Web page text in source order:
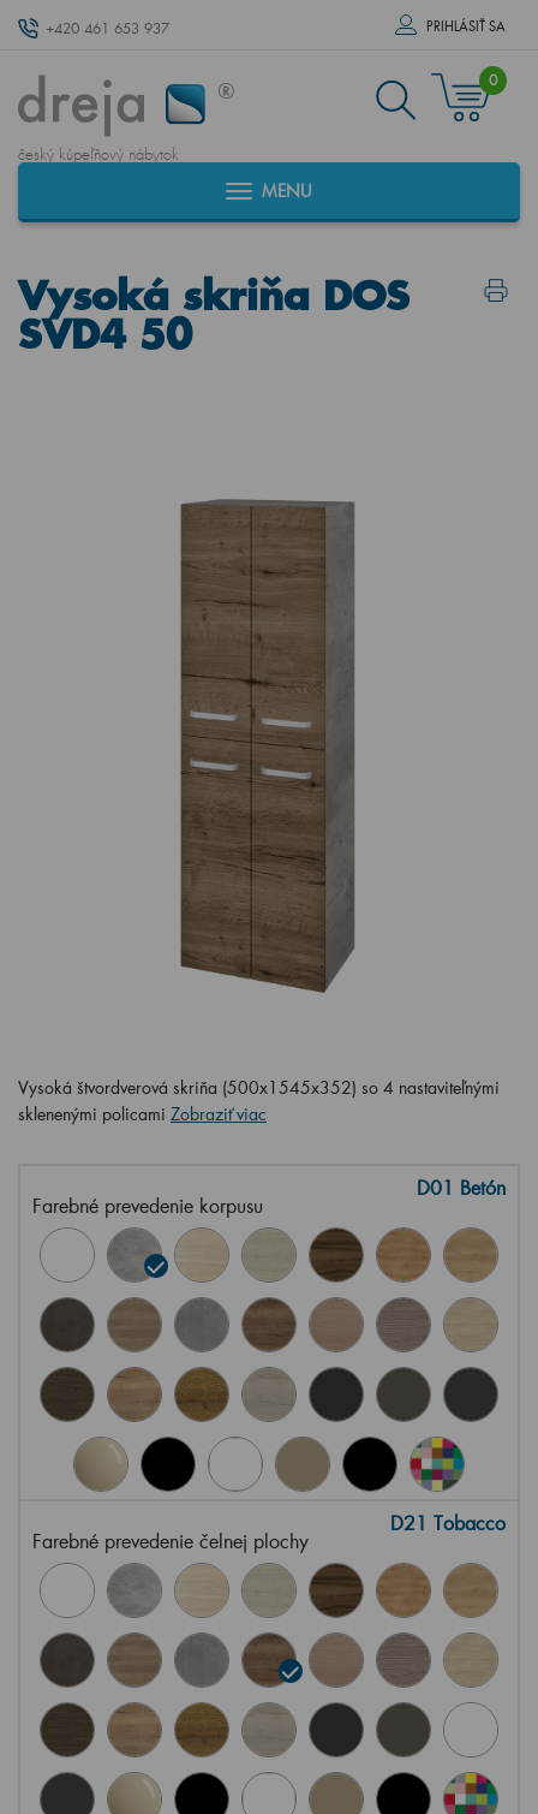
+420 461 653 937 PRIHLÁSIŤ SA
český kúpeľňový nábytok
0
MENU
Vysoká skriňa DOS
SVD4 50
Vysoká štvordverová skriňa (500x1545x352) so 4 nastaviteľnými
sklenenými policami Zobraziť viac
Farebné prevedenie korpusu
D01 Betón
Farebné prevedenie čelnej plochy
D21 Tobacco